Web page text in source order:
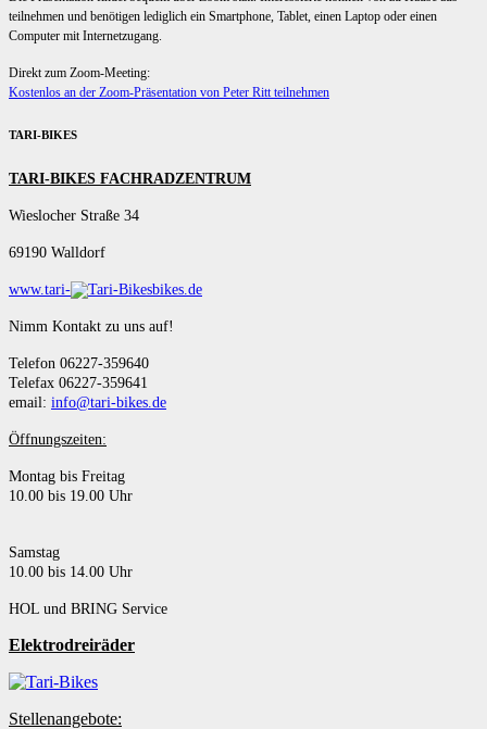
teilnehmen und benötigen lediglich ein Smartphone, Tablet, einen Laptop oder einen
Computer mit Internetzugang.
Direkt zum Zoom-Meeting:
Kostenlos an der Zoom-Präsentation von Peter Ritt teilnehmen
TARI-BIKES
TARI-BIKES FACHRADZENTRUM
Wieslocher Straße 34
69190 Walldorf
www.tari- bikes.de
Nimm Kontakt zu uns auf!
Telefon 06227-359640
Telefax 06227-359641
email: info@tari-bikes.de
Öffnungszeiten:
Montag bis Freitag
10.00 bis 19.00 Uhr
Samstag
10.00 bis 14.00 Uhr
HOL und BRING Service
Elektrodreiräder
Stellenangebote: